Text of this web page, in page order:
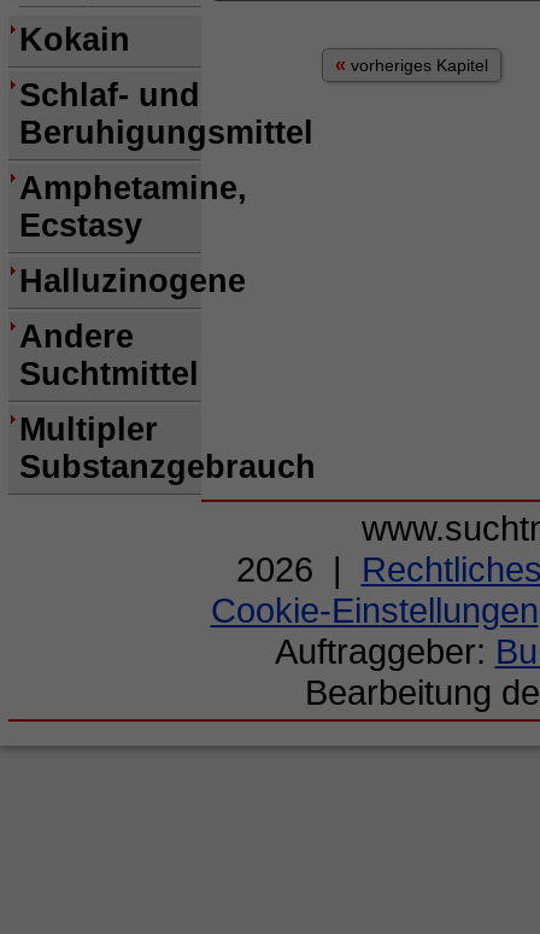
Kokain
Schlaf- und
Beruhigungsmittel
Amphetamine,
Ecstasy
Halluzinogene
Andere
Suchtmittel
Multipler
Substanzgebrauch
« vorheriges Kapitel
2026 |
Cookie-Einstellungen
Auftraggeber:
Bearbeitung